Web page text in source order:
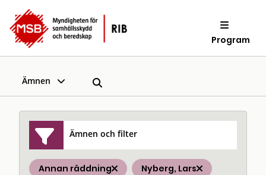
Program
Ämnen
Ämnen och filter
Annan räddning Nyberg, Lars